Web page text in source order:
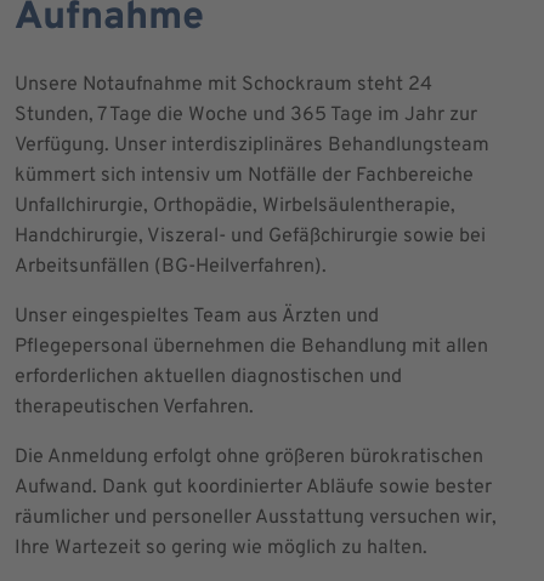
Aufnahme
Unsere Notaufnahme mit Schockraum steht 24
Stunden, 7 Tage die Woche und 365 Tage im Jahr zur
Verfügung. Unser interdisziplinäres Behandlungsteam
kümmert sich intensiv um Notfälle der Fachbereiche
Unfallchirurgie, Orthopädie, Wirbelsäulentherapie,
Handchirurgie, Viszeral- und Gefäßchirurgie sowie bei
Arbeitsunfällen (BG-Heilverfahren).
Unser eingespieltes Team aus Ärzten und
Pflegepersonal übernehmen die Behandlung mit allen
erforderlichen aktuellen diagnostischen und
therapeutischen Verfahren.
Die Anmeldung erfolgt ohne größeren bürokratischen
Aufwand. Dank gut koordinierter Abläufe sowie bester
räumlicher und personeller Ausstattung versuchen wir,
Ihre Wartezeit so gering wie möglich zu halten.